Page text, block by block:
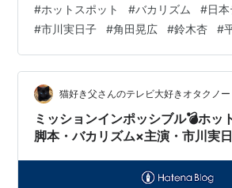
日 販売元 ：バップ 商品コード：
4988021721288） Amazon Amazon（
し） HMV&BOOKS online 紀伊國屋書
（特典有無不明） セ…
#ホットスポット #バカリズム #日
#市川実日子 #角田晃広 #鈴木杏 #
猫好き父さんのテレビ大好きオタクノ
ミッションインポッシブル💣ホッ
脚本・バカリズム×主演・市川実日